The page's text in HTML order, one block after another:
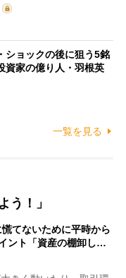
ショックの後に狙う5銘
資家の億り人・羽根英
一覧を見る
う！」
慌てないために平時から
ント「資産の棚卸し…